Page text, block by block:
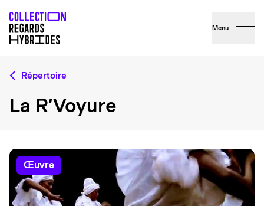
Menu
Répertoire
La R’Voyure
œuvre